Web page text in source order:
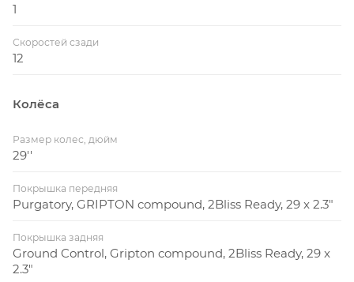
1
Скоростей сзади
12
Колёса
Размер колес, дюйм
29''
Покрышка передняя
Purgatory, GRIPTON compound, 2Bliss Ready, 29 x 2.3"
Покрышка задняя
Ground Control, Gripton compound, 2Bliss Ready, 29 x
2.3"